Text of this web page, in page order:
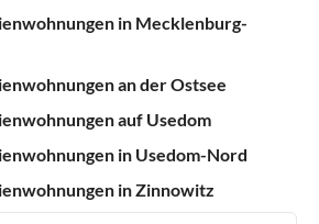
in Mecklenburg-
an der Ostsee
auf Usedom
in Usedom-Nord
in Zinnowitz